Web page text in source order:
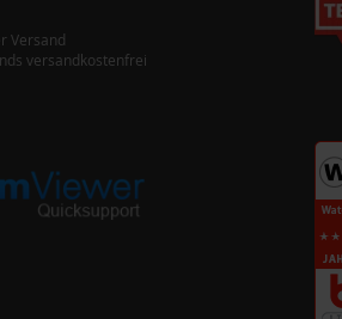
Versand
versandkostenfrei